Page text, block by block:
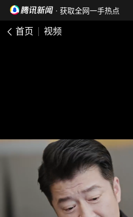
· 获取全网一手热点
首页 视频